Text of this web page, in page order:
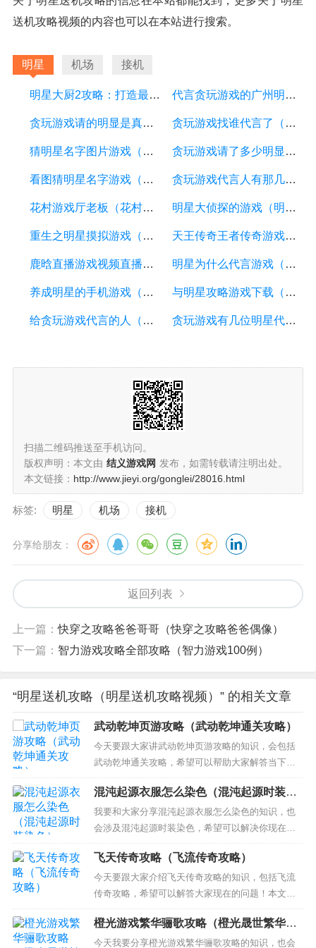
送机攻略视频的内容也可以在本站进行搜索。
明星 机场 接机
明星大厨2攻略：打造最强美食帝国的秘诀 代言贪玩游戏的广州明星（代言贪玩游戏的广州明星有哪些）
贪玩游戏请的明显是真的吗（贪玩游戏有人玩吗） 贪玩游戏找谁代言了（贪玩游戏2019年的代言人是谁）
猜明星名字图片游戏（猜明星名字图片游戏叫什么） 贪玩游戏请了多少明显代言（贪玩游戏请了这么多明星代言）
看图猜明星名字游戏（看图猜明星的名字） 贪玩游戏代言人有那几个（贪玩游戏代言人有那几个名字）
花村游戏厅老板（花村游戏厅老板类似名字） 明星大侦探的游戏（明星大侦探的游戏app）
重生之明星摸拟游戏（重生之明星模拟游戏全文免费阅读） 天王传奇王者传奇游戏（天王传奇游戏攻略）
鹿晗直播游戏视频直播（鹿晗直播游戏视频直播回放） 明星为什么代言游戏（明星为什么代言游戏不能玩）
养成明星的手机游戏（养成明星的手机游戏） 与明星攻略游戏下载（明星攻略同款游戏）
给贪玩游戏代言的人（给贪玩游戏代言的人叫什么） 贪玩游戏有几位明星代言（贪玩游戏有几位明星代言的）
扫描二维码推送至手机访问。
版权声明：本文由 结义游戏网 发布，如需转载请注明出处。
本文链接： http://www.jieyi.org/gonglei/28016.html
标签: 明星 机场 接机
分享给朋友：
返回列表
上一篇：快穿之攻略爸爸哥哥（快穿之攻略爸爸偶像）
下一篇： 智力游戏攻略全部攻略（智力游戏100例）
“明星送机攻略（明星送机攻略视频）” 的相关文章
武动乾坤页游攻略（武动乾坤通关攻略）
今天要跟大家讲武动乾坤页游攻略的知识，会包括
武动乾坤通关攻略，希望可以帮助大家解答当下的
疑问！ 本文目录一览： 1、武动乾坤页游哪个职业
厉害 三大职业详解 2、《武动乾坤》手游怎么玩 平
民必看玩法攻略大全 3、《武动乾坤》手游超级新手
攻略 4、武动乾坤手游最全新手 前期玩法技巧篇 详
解...
混沌起源衣服怎么染色（混沌起源时装染
色）
我要和大家分享混沌起源衣服怎么染色的知识，也
会涉及混沌起源时装染色，希望可以解决你现在的
问题！ 本文目录一览： 1、混沌起源幻彩装备几级
开启 2、手游《混沌起源》封面那个白色衣服的小姐
姐不能创建吗？ 3、混沌起源前期氪金买什么比较
好？ 混沌起源幻彩装备几级开启 混沌起源装备开启
条件：——...
飞天传奇攻略（飞流传奇攻略）
今天要跟大家介绍飞天传奇攻略的知识，包括飞流
传奇攻略，希望可以解答大家现在的问题！本文目
录一览： 1、《飞天传奇》txt下载在线阅读全文，
求百度网盘云资源 2、飞天传奇的法师几级可以圣掉
白猪？ 3、飞天传奇怎么合击 4、飞天传奇里面的道
橙光游戏繁华骊歌攻略（橙光晟世繁华霁
月攻略）
今天我要分享橙光游戏繁华骊歌攻略的知识，也会